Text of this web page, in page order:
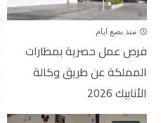
منذ بضع ايام
فرص عمل حصرية بمطارات
المملكة عن طريق وكالة
الأنابيك 2026